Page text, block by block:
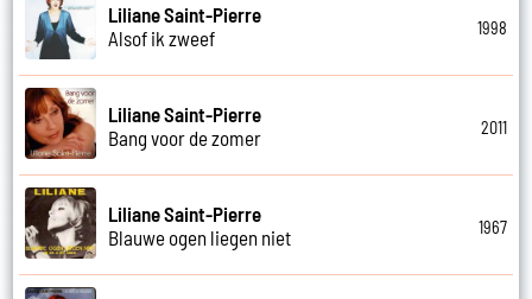
Liliane Saint-Pierre
Alsof ik zweef
1998
Liliane Saint-Pierre
Bang voor de zomer
2011
Liliane Saint-Pierre
Blauwe ogen liegen niet
1967